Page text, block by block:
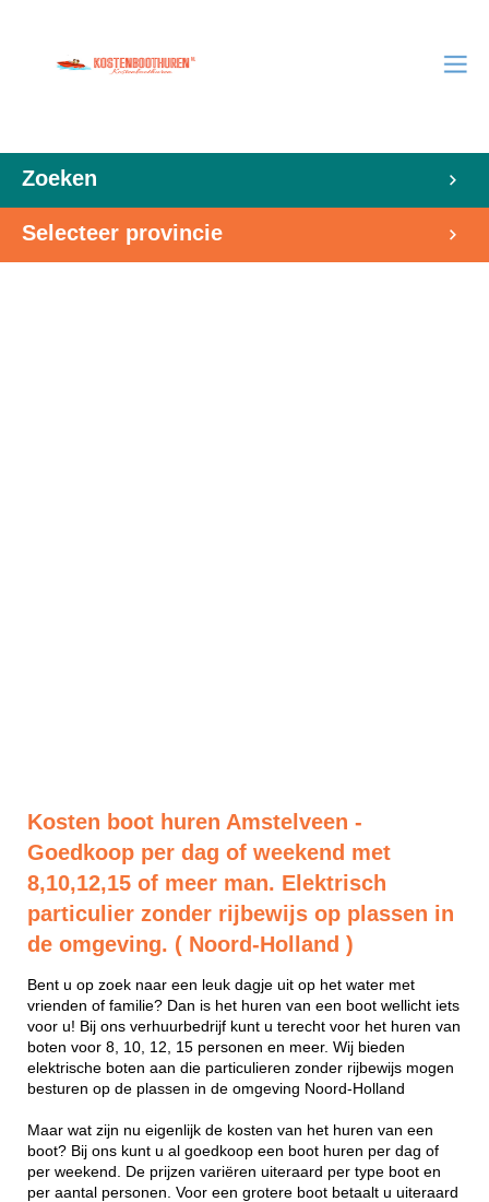
Zoeken
Selecteer provincie
Kosten boot huren Amstelveen -
Goedkoop per dag of weekend met
8,10,12,15 of meer man. Elektrisch
particulier zonder rijbewijs op plassen in
de omgeving. ( Noord-Holland )
Bent u op zoek naar een leuk dagje uit op het water met
vrienden of familie? Dan is het huren van een boot wellicht iets
voor u! Bij ons verhuurbedrijf kunt u terecht voor het huren van
boten voor 8, 10, 12, 15 personen en meer. Wij bieden
elektrische boten aan die particulieren zonder rijbewijs mogen
besturen op de plassen in de omgeving Noord-Holland
Maar wat zijn nu eigenlijk de kosten van het huren van een
boot? Bij ons kunt u al goedkoop een boot huren per dag of
per weekend. De prijzen variëren uiteraard per type boot en
per aantal personen. Voor een grotere boot betaalt u uiteraard